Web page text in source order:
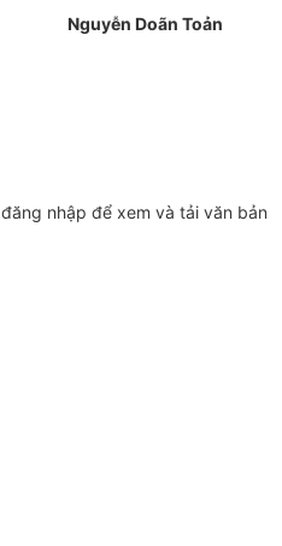
Nguyễn Doãn Toản
đăng nhập để xem và tải văn bản